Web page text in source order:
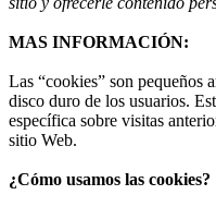
MAS INFORMACIÓN:
Las “cookies” son pequeños
disco duro de los usuarios.
específica sobre visitas
sitio Web.
¿Cómo usamos las cookies?